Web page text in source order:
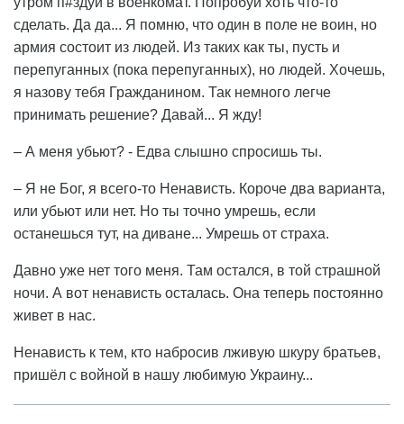
сделать. Да да... Я помню, что один в поле не воин, но
армия состоит из людей. Из таких как ты, пусть и
перепуганных (пока перепуганных), но людей. Хочешь,
я назову тебя Гражданином. Так немного легче
принимать решение? Давай... Я жду!
– А меня убьют? - Едва слышно спросишь ты.
– Я не Бог, я всего-то Ненависть. Короче два варианта,
или убьют или нет. Но ты точно умрешь, если
останешься тут, на диване... Умрешь от страха.
Давно уже нет того меня. Там остался, в той страшной
ночи. А вот ненависть осталась. Она теперь постоянно
живет в нас.
Ненависть к тем, кто набросив лживую шкуру братьев,
пришёл с войной в нашу любимую Украину...